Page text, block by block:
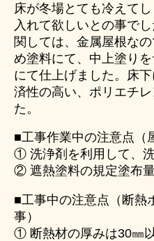
床が冬場とても冷えて
入れて欲しいとの事で
関しては、金属屋根な
め塗料にて、中上塗り
にて仕上げました。床
済性の高い、ポリエチ
た。
■工事作業中の注意点（
① 洗浄剤を利用して、
② 遮熱塗料の規定塗布
■工事中の注意点（断熱
事）
① 断熱材の厚みは30㎜